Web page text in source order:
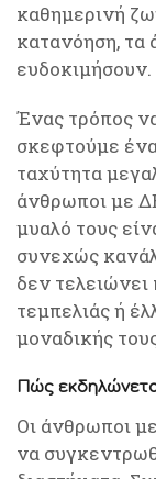
καθημερινή
κατανόηση, τα
ευδοκιμήσουν.
Ένας τρόπος
σκεφτούμε
ταχύτητα
άνθρωποι με
μυαλό τους
συνεχώς
δεν
τεμπελιάς ή
μοναδικής
Πώς
Οι άνθρωποι
να